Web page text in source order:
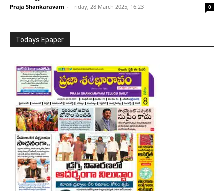
Praja Shankaravam - Friday, 28 March 2025, 16:23 0
Todays Epaper